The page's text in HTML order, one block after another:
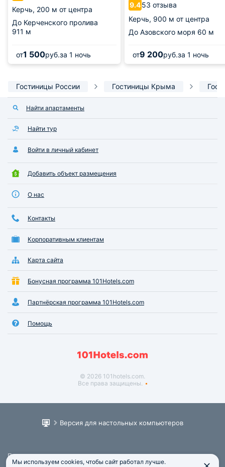
Керчь, 200 м от центра
До Керченского пролива
911 м
от1 500руб.за 1 ночь
9.453 отзыва
Керчь, 900 м от центра
До Азовского моря 60 м
от9 200руб.за 1 ночь
Гостиницы России Гостиницы Крыма
Найти апартаменты
Найти тур
Войти в личный кабинет
Добавить объект размещения
О нас
Контакты
Корпоративным клиентам
Карта сайта
Бонусная программа 101Hotels.com
Партнёрская программа 101Hotels.com
Помощь
© 2026 101hotels.com.
Все права защищены.
Версия для настольных компьютеров
Пользовательское соглашение
Юридическая информация
Мы используем cookies, чтобы сайт работал лучше.